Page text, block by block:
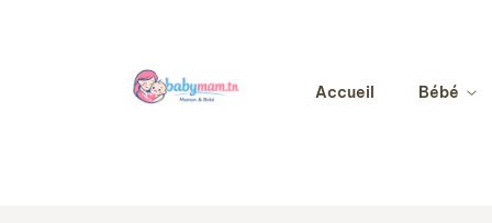
Accueil Bébé